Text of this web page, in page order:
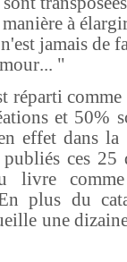
à
jamais de
"
réparti
et 50%
effet dans
ces 25
livre
plus du
une